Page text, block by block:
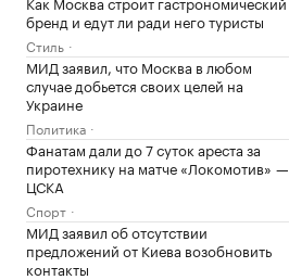
бренд и едут ли ради него туристы
Стиль
МИД заявил, что Москва в любом
случае добьется своих целей на
Украине
Политика
Фанатам дали до 7 суток ареста за
пиротехнику на матче «Локомотив» —
ЦСКА
Спорт
МИД заявил об отсутствии
предложений от Киева возобновить
контакты